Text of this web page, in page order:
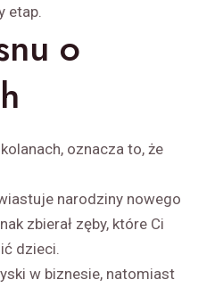
etap.
o
oznacza to, że
narodziny nowego
zbierał zęby, które Ci
dzieci.
w biznesie, natomiast